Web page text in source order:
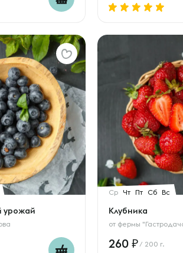
урожай
Ср Чт Пт Сб Вс
Клубника
от фермы
260 / 200 г.